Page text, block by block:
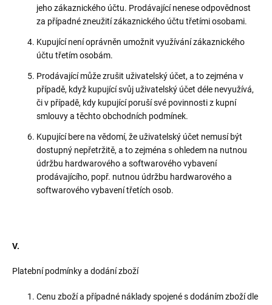
jeho zákaznického účtu. Prodávající nenese odpovědnost
za případné zneužití zákaznického účtu třetími osobami.
Kupující není oprávněn umožnit využívání zákaznického
účtu třetím osobám.
Prodávající může zrušit uživatelský účet, a to zejména v
případě, když kupující svůj uživatelský účet déle nevyužívá,
či v případě, kdy kupující poruší své povinnosti z kupní
smlouvy a těchto obchodních podmínek.
Kupující bere na vědomí, že uživatelský účet nemusí být
dostupný nepřetržitě, a to zejména s ohledem na nutnou
údržbu hardwarového a softwarového vybavení
prodávajícího, popř. nutnou údržbu hardwarového a
softwarového vybavení třetích osob.
V.
Platební podmínky a dodání zboží
Cenu zboží a případné náklady spojené s dodáním zboží dle